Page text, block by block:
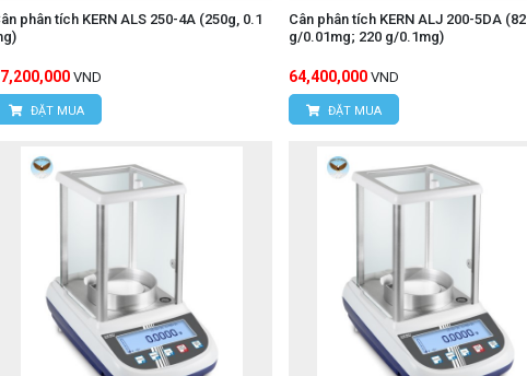
phân tích KERN ALS 250-4A (250g, 0.1
VND
ĐẶT MUA
Cân phân tích KERN ALJ 200-5DA (82
g/0.01mg; 220 g/0.1mg)
64,400,000 VND
ĐẶT MUA